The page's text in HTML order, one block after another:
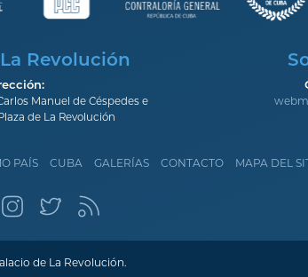
Revolución
Manuel de Céspedes e
de La Revolución
PAÍS CUBA GALERÍAS CONTACTO MAPA DEL
de La Revolución.